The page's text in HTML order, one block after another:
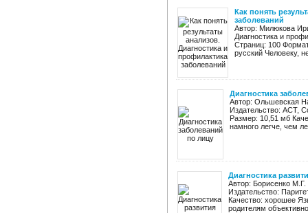
Как понять
заболеваний
Автор: Милюкова
Диагностика и
Страниц: 100
русский Человеку,
Диагностика
Автор: Ольшевская
Издательство: АСТ,
Размер: 10,51 мб
намного легче, чем
Диагностика
Автор: Борисенко М.Г.
Издательство:
Качество: хорошее
родителям